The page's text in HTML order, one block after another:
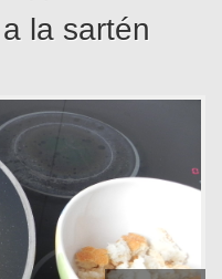
la sartén